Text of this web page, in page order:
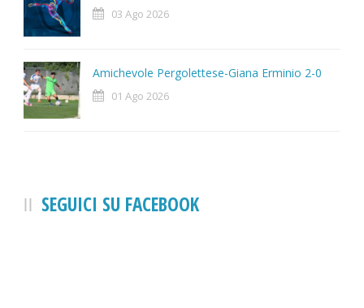
03 Ago 2026
Amichevole Pergolettese-Giana Erminio 2-0
01 Ago 2026
SEGUICI SU FACEBOOK